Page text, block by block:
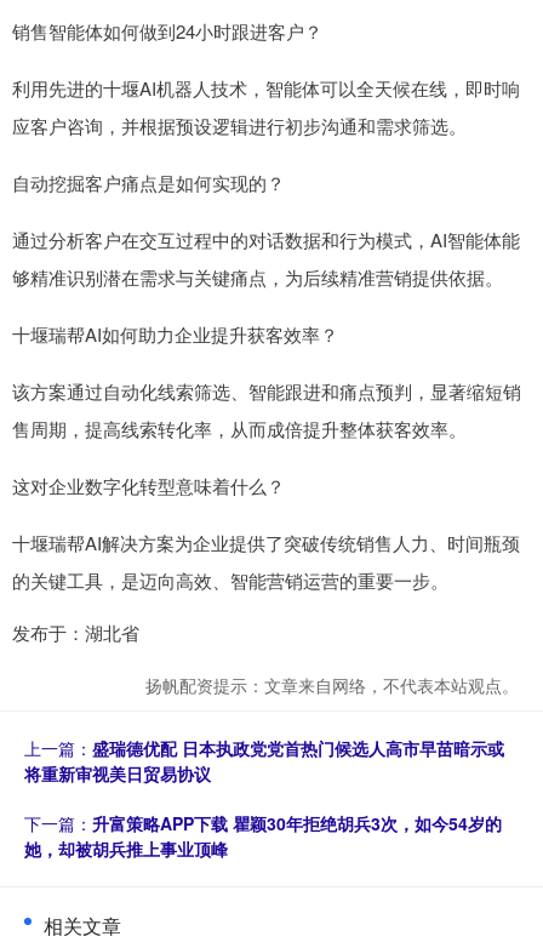
销售智能体如何做到24小时跟进客户？
利用先进的十堰AI机器人技术，智能体可以全天候在线，即时响
应客户咨询，并根据预设逻辑进行初步沟通和需求筛选。
自动挖掘客户痛点是如何实现的？
通过分析客户在交互过程中的对话数据和行为模式，AI智能体能
够精准识别潜在需求与关键痛点，为后续精准营销提供依据。
十堰瑞帮AI如何助力企业提升获客效率？
该方案通过自动化线索筛选、智能跟进和痛点预判，显著缩短销
售周期，提高线索转化率，从而成倍提升整体获客效率。
这对企业数字化转型意味着什么？
十堰瑞帮AI解决方案为企业提供了突破传统销售人力、时间瓶颈
的关键工具，是迈向高效、智能营销运营的重要一步。
发布于：湖北省
扬帆配资提示：文章来自网络，不代表本站观点。
上一篇： 盛瑞德优配 日本执政党党首热门候选人高市早苗暗示或
将重新审视美日贸易协议
下一篇： 升富策略APP下载 瞿颖30年拒绝胡兵3次，如今54岁的
她，却被胡兵推上事业顶峰
相关文章